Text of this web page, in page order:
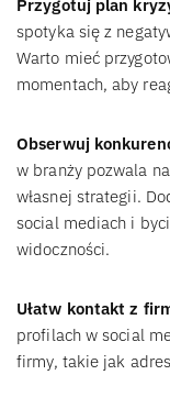
Przygotuj plan
spotyka się z
Warto mieć
momentach, aby
Obserwuj
w branży pozwala
własnej strategii.
social mediach i
widoczności.
Ułatw kontakt z
profilach w social
firmy, takie jak